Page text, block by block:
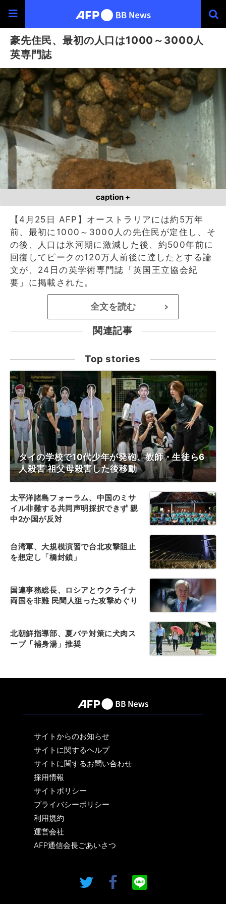
豪先住民、最初の人口は1000～3000人
英専門誌
caption +
【4月25日 AFP】オーストラリアには約5万年
前、最初に1000～3000人の先住民が定住し、そ
の後、人口は氷河期に激減した後、約500年前に
回復してピークの120万人前後に達したとする論
文が、24日の英学術専門誌「英国王立協会紀
要」に掲載された。
全文を読む >
関連記事
Top stories
タイの学校で10代少年が発砲、教師・生徒ら6
人殺害 祖父母殺害した後移動
太平洋諸島フォーラム、中国のミサ
イル非難する共同声明採択できず 親
中2か国が反対
台湾軍、大規模演習で台北攻撃阻止
を想定し「橋封鎖」
国連事務総長、ロシアとウクライナ
両国を非難 民間人狙った攻撃めぐり
北朝鮮指導部、夏バテ対策に犬肉ス
ープ「補身湯」推奨
サイトからのお知らせ
サイトに関するヘルプ
サイトに関するお問い合わせ
採用情報
サイトポリシー
プライバシーポリシー
利用規約
運営会社
AFP通信会長ごあいさつ